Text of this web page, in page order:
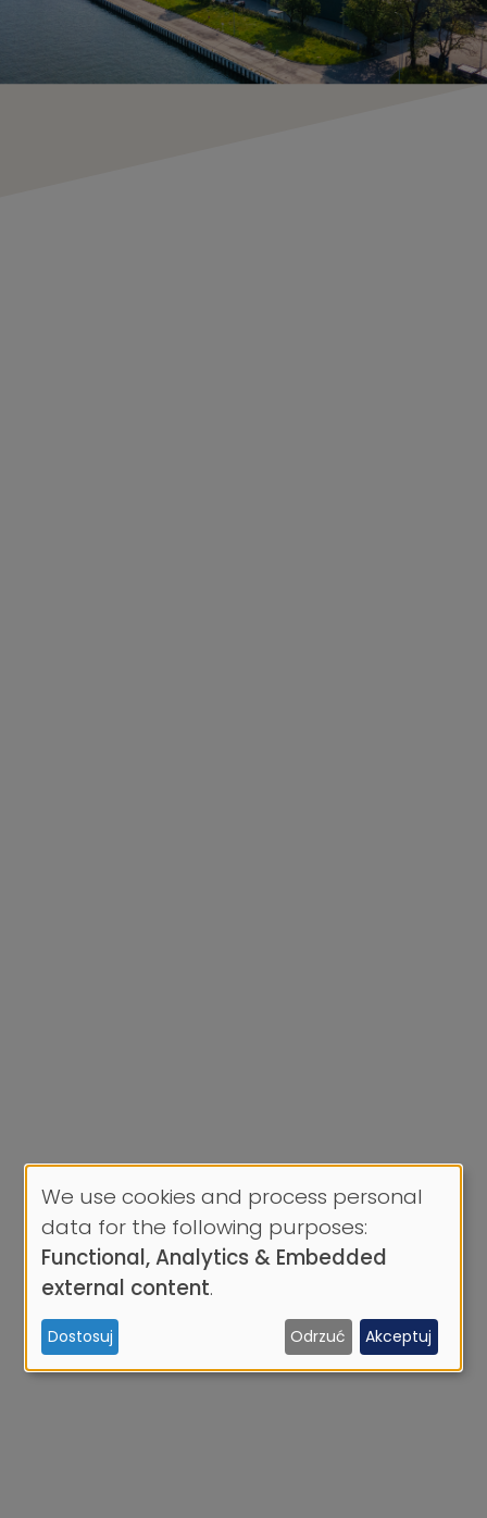
Use
of
personal
data
and
cookies
We use cookies and process personal
data for the following purposes:
Functional, Analytics & Embedded
external content.
Dostosuj Odrzuć Akceptuj